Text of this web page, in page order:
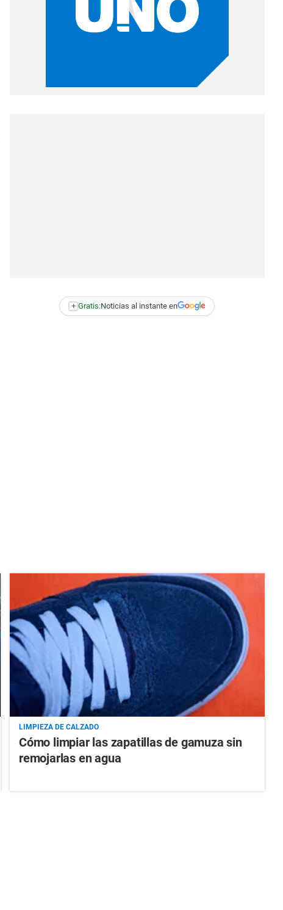
+ Gratis:Noticias al instante en
LIMPIEZA DE CALZADO
Cómo limpiar las zapatillas de gamuza sin
remojarlas en agua